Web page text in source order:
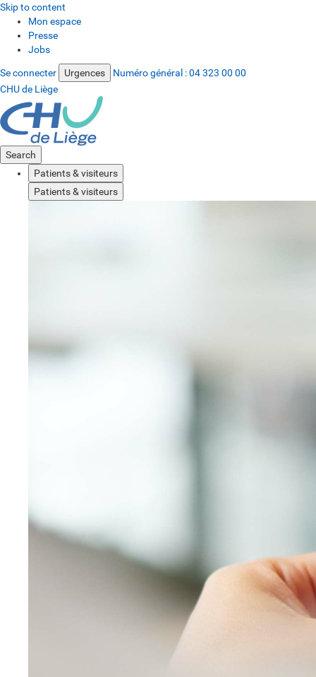
Skip to content
Mon espace
Presse
Jobs
Se connecter Urgences Numéro général :04 323 00 00
CHU de Liège
Search
Patients & visiteurs
Patients & visiteurs